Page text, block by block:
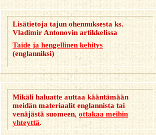
Lisätietoja tajun ohennuksesta ks.
Vladimir Antonovin artikkelissa
Taide ja hengellinen kehitys
(englanniksi)
Mikäli haluatte auttaa kääntämään
meidän materiaalit englannista tai
venäjästä suomeen, ottakaa meihin
yhteyttä.